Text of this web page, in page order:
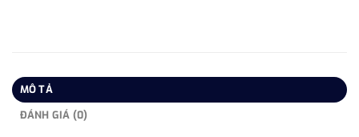
MÔ TẢ
ĐÁNH GIÁ (0)